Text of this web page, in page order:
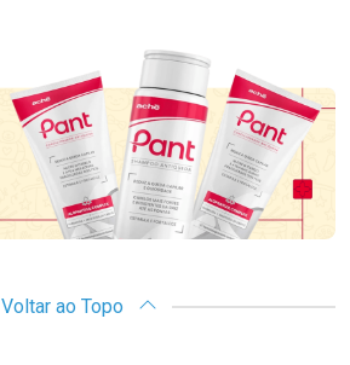
Voltar ao Topo